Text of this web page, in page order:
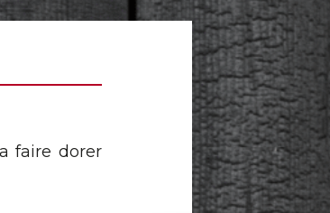
faire dorer